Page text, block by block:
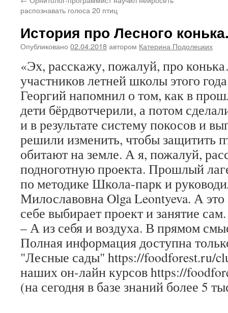
распознавать голоса 20 птиц
История про Лесного
Опубликовано 02.04.2018автором Катерина Подолецких
«Эх, расскажу, пожалуй, про
участников летней школы этого
Георгий напомнил о том, как в
дети бёрдвотчерили, а потом
и в результате систему покосов и
решили изменить, чтобы защитить
обитают на земле. А я, пожалуй,
подноготную проекта. Прошлый
по методике Школа-парк и
Милославовна Olga Leontyeva. А
себе выбирает проект и занятие
– А из себя и воздуха. В прямом
Полная информация доступна
"Лесные сады" https://foodforest.ru/
наших он-лайн курсов https://
(на сегодня в базе знаний более 5